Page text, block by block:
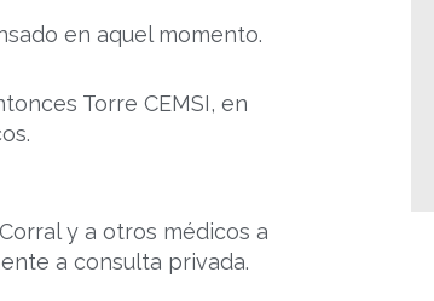
en aquel momento.
Torre CEMSI, en
y a otros médicos a
a consulta privada.